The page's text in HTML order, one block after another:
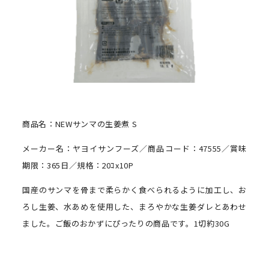
商品名：NEWサンマの生姜煮 S
メーカー名：ヤヨイサンフーズ／商品コード：47555／賞味
期限：365日／規格：20ｺx10P
国産のサンマを骨まで柔らかく食べられるように加工し、お
ろし生姜、水あめを使用した、まろやかな生姜ダレとあわせ
ました。ご飯のおかずにぴったりの商品です。1切約30G